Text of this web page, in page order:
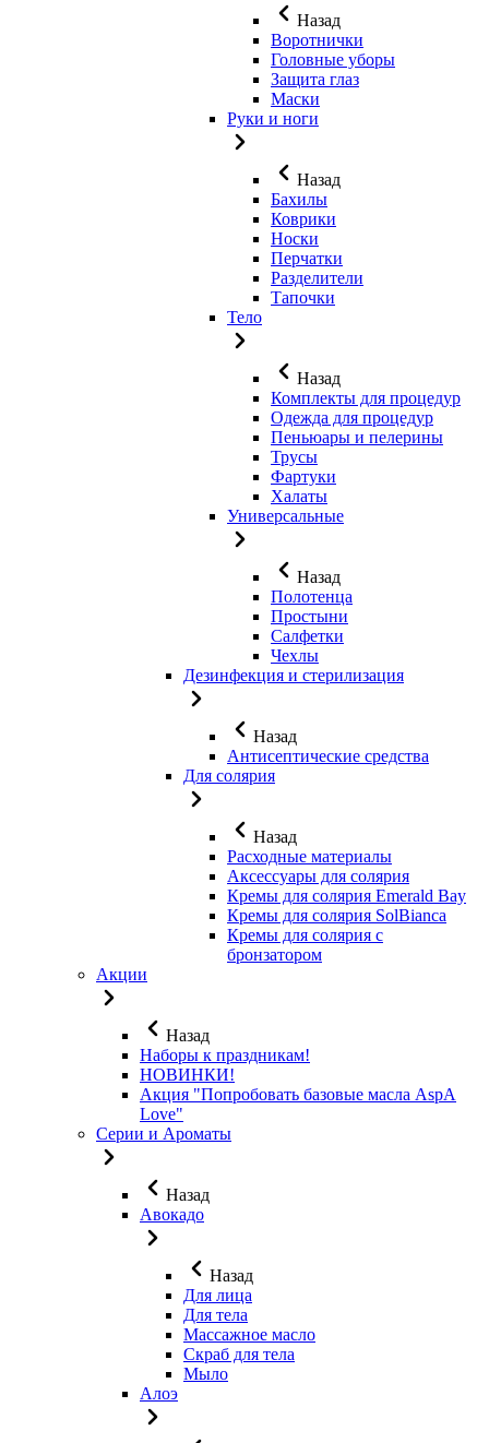
Назад
Воротнички
Головные уборы
Защита глаз
Маски
Руки и ноги
Назад
Бахилы
Коврики
Носки
Перчатки
Разделители
Тапочки
Тело
Назад
Комплекты для процедур
Одежда для процедур
Пеньюары и пелерины
Трусы
Фартуки
Халаты
Универсальные
Назад
Полотенца
Простыни
Салфетки
Чехлы
Дезинфекция и стерилизация
Назад
Антисептические средства
Для солярия
Назад
Расходные материалы
Аксессуары для солярия
Кремы для солярия Emerald Bay
Кремы для солярия SolBianca
Кремы для солярия с
бронзатором
Акции
Назад
Наборы к праздникам!
НОВИНКИ!
Акция "Попробовать базовые масла AspA
Love"
Серии и Ароматы
Назад
Авокадо
Назад
Для лица
Для тела
Массажное масло
Скраб для тела
Мыло
Алоэ